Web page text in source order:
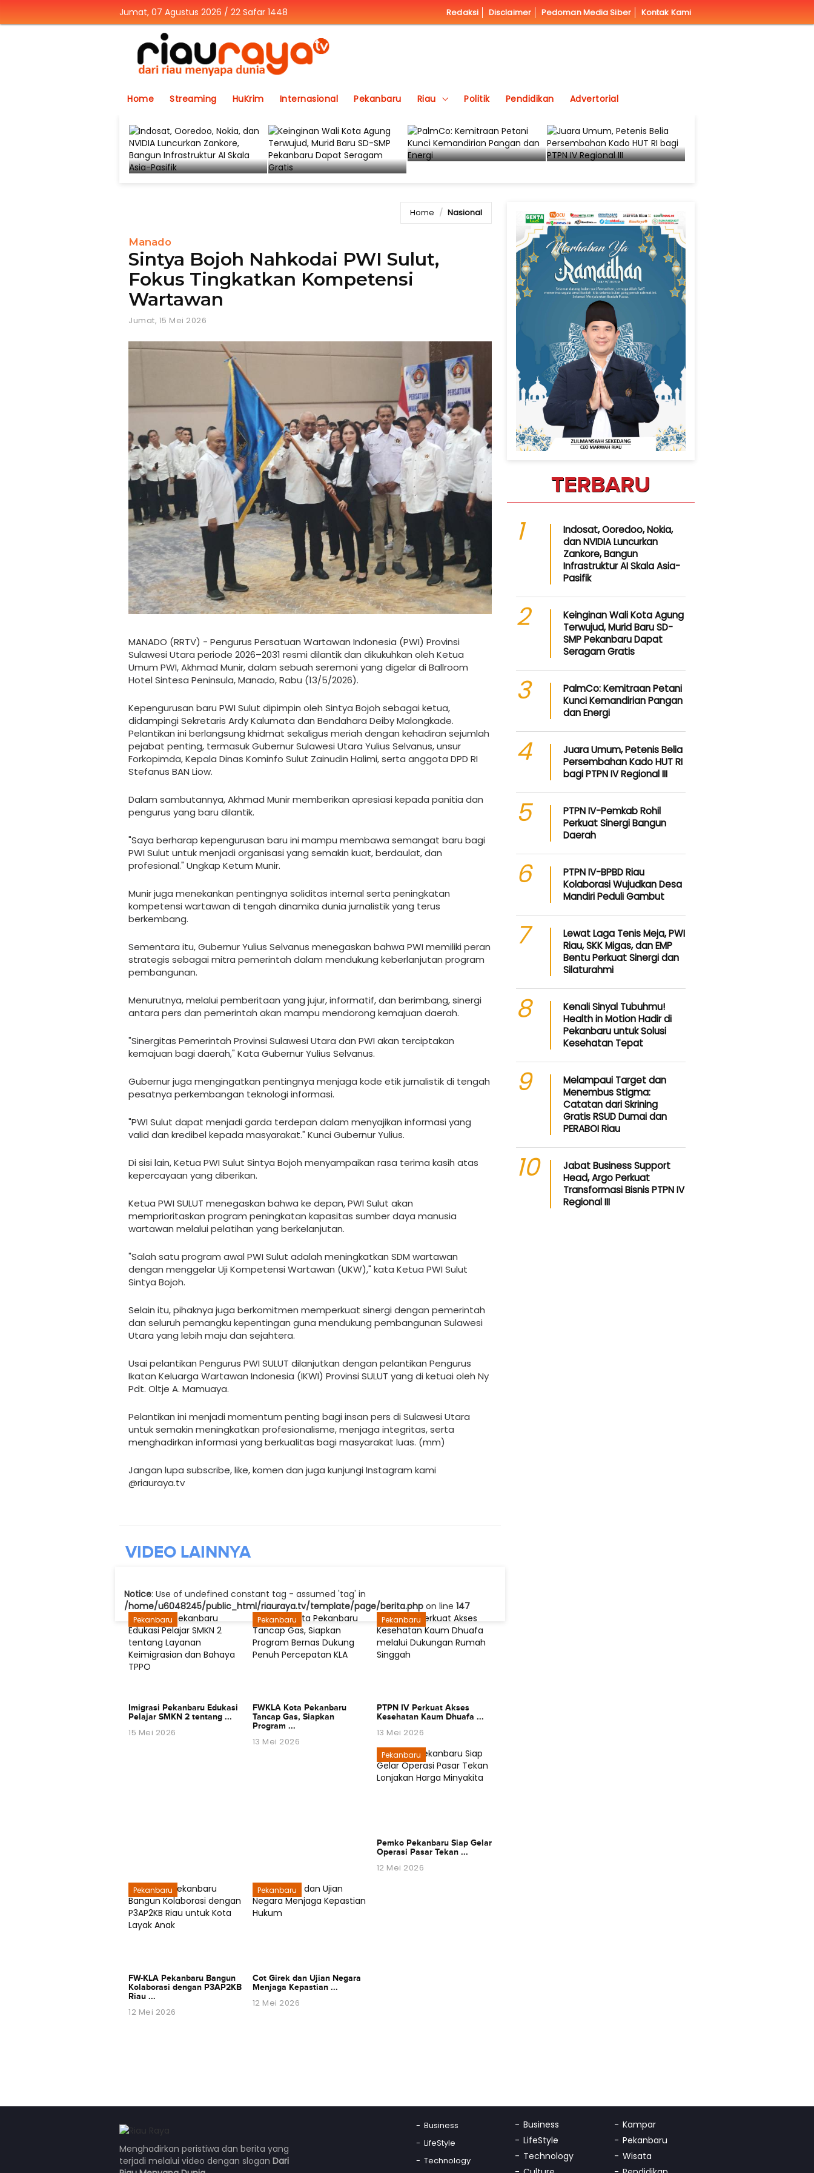
Jumat, 07 Agustus 2026 / 22 Safar 1448 Redaksi Disclaimer Pedoman Media Siber Kontak Kami
Home Streaming HuKrim Internasional Pekanbaru Riau Politik Pendidikan Advertorial
Home Nasional
Manado
Sintya Bojoh Nahkodai PWI Sulut,
Fokus Tingkatkan Kompetensi
Wartawan
Jumat, 15 Mei 2026
MANADO (RRTV) - Pengurus Persatuan Wartawan Indonesia (PWI) Provinsi
Sulawesi Utara periode 2026–2031 resmi dilantik dan dikukuhkan oleh Ketua
Umum PWI, Akhmad Munir, dalam sebuah seremoni yang digelar di Ballroom
Hotel Sintesa Peninsula, Manado, Rabu (13/5/2026).
Kepengurusan baru PWI Sulut dipimpin oleh Sintya Bojoh sebagai ketua,
didampingi Sekretaris Ardy Kalumata dan Bendahara Deiby Malongkade.
Pelantikan ini berlangsung khidmat sekaligus meriah dengan kehadiran sejumlah
pejabat penting, termasuk Gubernur Sulawesi Utara Yulius Selvanus, unsur
Forkopimda, Kepala Dinas Kominfo Sulut Zainudin Halimi, serta anggota DPD RI
Stefanus BAN Liow.
Dalam sambutannya, Akhmad Munir memberikan apresiasi kepada panitia dan
pengurus yang baru dilantik.
"Saya berharap kepengurusan baru ini mampu membawa semangat baru bagi
PWI Sulut untuk menjadi organisasi yang semakin kuat, berdaulat, dan
profesional." Ungkap Ketum Munir.
Munir juga menekankan pentingnya soliditas internal serta peningkatan
kompetensi wartawan di tengah dinamika dunia jurnalistik yang terus
berkembang.
Sementara itu, Gubernur Yulius Selvanus menegaskan bahwa PWI memiliki peran
strategis sebagai mitra pemerintah dalam mendukung keberlanjutan program
pembangunan.
Menurutnya, melalui pemberitaan yang jujur, informatif, dan berimbang, sinergi
antara pers dan pemerintah akan mampu mendorong kemajuan daerah.
"Sinergitas Pemerintah Provinsi Sulawesi Utara dan PWI akan terciptakan
kemajuan bagi daerah," Kata Gubernur Yulius Selvanus.
Gubernur juga mengingatkan pentingnya menjaga kode etik jurnalistik di tengah
pesatnya perkembangan teknologi informasi.
"PWI Sulut dapat menjadi garda terdepan dalam menyajikan informasi yang
valid dan kredibel kepada masyarakat." Kunci Gubernur Yulius.
Di sisi lain, Ketua PWI Sulut Sintya Bojoh menyampaikan rasa terima kasih atas
kepercayaan yang diberikan.
Ketua PWI SULUT menegaskan bahwa ke depan, PWI Sulut akan
memprioritaskan program peningkatan kapasitas sumber daya manusia
wartawan melalui pelatihan yang berkelanjutan.
"Salah satu program awal PWI Sulut adalah meningkatkan SDM wartawan
dengan menggelar Uji Kompetensi Wartawan (UKW)," kata Ketua PWI Sulut
Sintya Bojoh.
Selain itu, pihaknya juga berkomitmen memperkuat sinergi dengan pemerintah
dan seluruh pemangku kepentingan guna mendukung pembangunan Sulawesi
Utara yang lebih maju dan sejahtera.
Usai pelantikan Pengurus PWI SULUT dilanjutkan dengan pelantikan Pengurus
Ikatan Keluarga Wartawan Indonesia (IKWI) Provinsi SULUT yang di ketuai oleh Ny
Pdt. Oltje A. Mamuaya.
Pelantikan ini menjadi momentum penting bagi insan pers di Sulawesi Utara
untuk semakin meningkatkan profesionalisme, menjaga integritas, serta
menghadirkan informasi yang berkualitas bagi masyarakat luas. (mm)
Jangan lupa subscribe, like, komen dan juga kunjungi Instagram kami
@riauraya.tv
VIDEO LAINNYA
Notice: Use of undefined constant tag - assumed 'tag' in
/home/u6048245/public_html/riauraya.tv/template/page/berita.phpon line 147
Pekanbaru
Imigrasi Pekanbaru Edukasi
Pelajar SMKN 2 tentang ...
15 Mei 2026
Pekanbaru
FWKLA Kota Pekanbaru
Tancap Gas, Siapkan
Program ...
13 Mei 2026
Pekanbaru
PTPN IV Perkuat Akses
Kesehatan Kaum Dhuafa ...
13 Mei 2026
Pekanbaru
Pemko Pekanbaru Siap Gelar
Operasi Pasar Tekan ...
12 Mei 2026
Pekanbaru
FW-KLA Pekanbaru Bangun
Kolaborasi dengan P3AP2KB
Riau ...
12 Mei 2026
Pekanbaru
Cot Girek dan Ujian Negara
Menjaga Kepastian ...
12 Mei 2026
TERBARU
1
Indosat, Ooredoo, Nokia,
dan NVIDIA Luncurkan
Zankore, Bangun
Infrastruktur AI Skala Asia-
Pasifik
2
Keinginan Wali Kota Agung
Terwujud, Murid Baru SD-
SMP Pekanbaru Dapat
Seragam Gratis
3
PalmCo: Kemitraan Petani
Kunci Kemandirian Pangan
dan Energi
4
Juara Umum, Petenis Belia
Persembahan Kado HUT RI
bagi PTPN IV Regional III
5
PTPN IV-Pemkab Rohil
Perkuat Sinergi Bangun
Daerah
6
PTPN IV-BPBD Riau
Kolaborasi Wujudkan Desa
Mandiri Peduli Gambut
7
Lewat Laga Tenis Meja, PWI
Riau, SKK Migas, dan EMP
Bentu Perkuat Sinergi dan
Silaturahmi
8
Kenali Sinyal Tubuhmu!
Health in Motion Hadir di
Pekanbaru untuk Solusi
Kesehatan Tepat
9
Melampaui Target dan
Menembus Stigma:
Catatan dari Skrining
Gratis RSUD Dumai dan
PERABOI Riau
10
Jabat Business Support
Head, Argo Perkuat
Transformasi Bisnis PTPN IV
Regional III
Menghadirkan peristiwa dan berita yang
terjadi melalui video dengan slogan Dari
Business
LifeStyle
Technology
Business
LifeStyle
Technology
Kampar
Pekanbaru
Wisata